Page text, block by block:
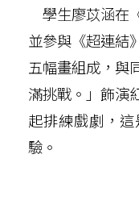
學生廖苡涵在
並參與《超連結
五幅畫組成，與
滿挑戰。」飾演
起排練戲劇，
驗。